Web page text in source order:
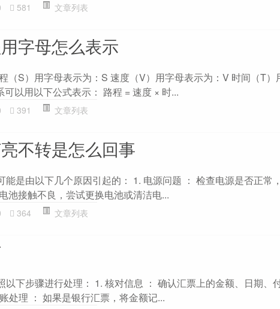
581 文章列表
字母怎么表示
（S）用字母表示为：S 速度（V）用字母表示为：V 时间（T）
以用以下公式表示： 路程 = 速度 × 时...
391 文章列表
不转是怎么回事
能是由以下几个原因引起的： 1. 电源问题 ： 检查电源是否正常
池接触不良，尝试更换电池或清洁电...
364 文章列表
以下步骤进行处理： 1. 核对信息 ： 确认汇票上的金额、日期、
处理 ： 如果是银行汇票，将金额记...